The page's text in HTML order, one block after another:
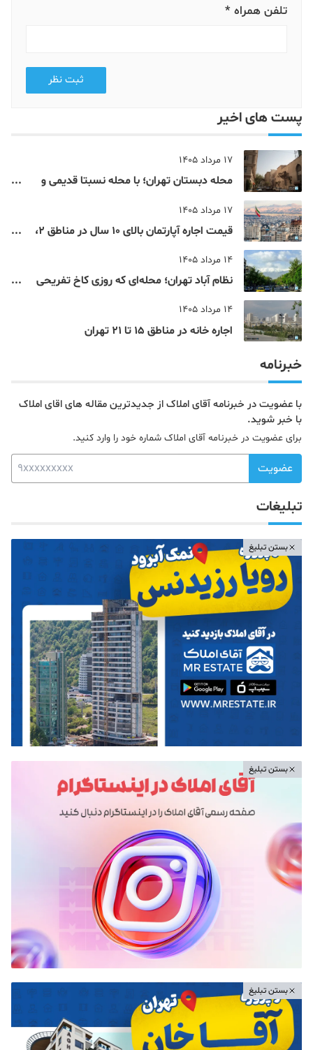
تلفن همراه *
ثبت نظر
پست های اخیر
17 مرداد 1405
محله دبستان تهران؛ با محله نسبتا قدیمی و
17 مرداد 1405
قیمت اجاره آپارتمان بالای 10 سال در مناطق 2،
14 مرداد 1405
نظام‌ آباد تهران؛ محله‌ای که روزی کاخ تفریحی
14 مرداد 1405
اجاره خانه در مناطق 15 تا 21 تهران
خبرنامه
با عضویت در خبرنامه آقای املاک از جدیدترین مقاله های اقای املاک
با خبر شوید.
برای عضویت در خبرنامه آقای املاک شماره خود را وارد کنید.
عضویت
تبلیغات
بستن تبلیغ
بستن تبلیغ
بستن تبلیغ